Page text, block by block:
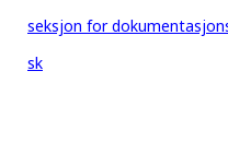
seksjon for
sk